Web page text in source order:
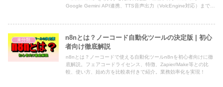
Google Gemini API連携、TTS音声出力（VolcEngine対応）まで、
未分類
n8nとは？ノーコード自動化ツールの決定版 | 初心
者向け徹底解説
n8nとは？ノーコードで使える自動化ツールn8nを初心者向けに徹
底解説。フェアコードライセンス、特徴、Zapier/Make等との比
較、使い方、始め方を比較表付きで紹介。業務効率化を実現！